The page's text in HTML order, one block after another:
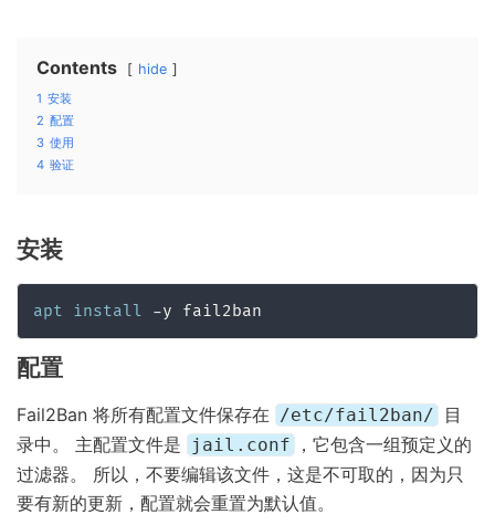
Contents hide
1 安装
2 配置
3 使用
4 验证
安装
apt install -y fail2ban
配置
Fail2Ban 将所有配置文件保存在 /etc/fail2ban/
目
录中。 主配置文件是
jail.conf
，它包含一组预定义的
过滤器。 所以，不要编辑该文件，这是不可取的，因为只
要有新的更新，配置就会重置为默认值。